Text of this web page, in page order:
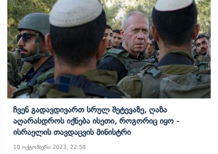
Ჩვენ Გადავდივართ Სრულ Შეტევაზე, Ღაზა
Აღარასდროს Იქნება Ისეთი, Როგორიც Იყო -
Ისრაელის Თავდაცვის Მინისტრი
10 ოქტომბერი 2023, 22:58